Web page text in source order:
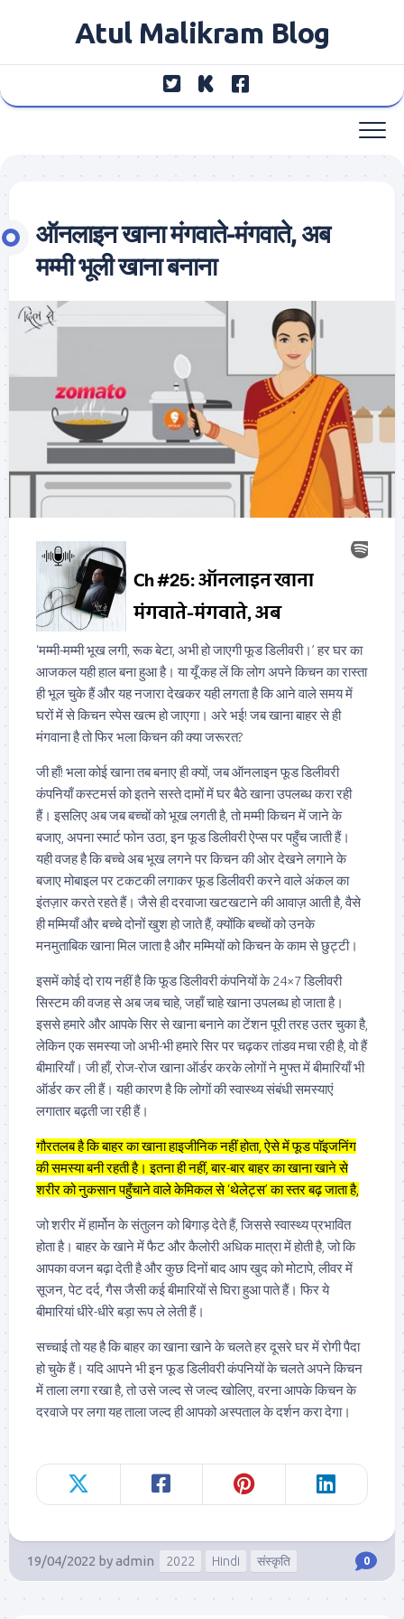
Atul Malikram Blog
ऑनलाइन खाना मंगवाते-मंगवाते, अब
मम्मी भूली खाना बनाना
‘मम्मी-मम्मी भूख लगी, रूक बेटा, अभी हो जाएगी फूड डिलीवरी।’ हर घर का
आजकल यही हाल बना हुआ है। या यूँ कह लें कि लोग अपने किचन का रास्ता
ही भूल चुके हैं और यह नजारा देखकर यही लगता है कि आने वाले समय में
घरों में से किचन स्पेस खत्म हो जाएगा। अरे भई! जब खाना बाहर से ही
मंगवाना है तो फिर भला किचन की क्या जरूरत?
जी हाँ! भला कोई खाना तब बनाए ही क्यों, जब ऑनलाइन फूड डिलीवरी
कंपनियाँ कस्टमर्स को इतने सस्ते दामों में घर बैठे खाना उपलब्ध करा रही
हैं। इसलिए अब जब बच्चों को भूख लगती है, तो मम्मी किचन में जाने के
बजाए, अपना स्मार्ट फोन उठा, इन फूड डिलीवरी ऐप्स पर पहुँच जाती हैं।
यही वजह है कि बच्चे अब भूख लगने पर किचन की ओर देखने लगाने के
बजाए मोबाइल पर टकटकी लगाकर फूड डिलीवरी करने वाले अंकल का
इंतज़ार करते रहते हैं। जैसे ही दरवाजा खटखटाने की आवाज़ आती है, वैसे
ही मम्मियाँ और बच्चे दोनों खुश हो जाते हैं, क्योंकि बच्चों को उनके
मनमुताबिक खाना मिल जाता है और मम्मियों को किचन के काम से छुट्टी।
इसमें कोई दो राय नहीं है कि फूड डिलीवरी कंपनियों के 24×7 डिलीवरी
सिस्टम की वजह से अब जब चाहे, जहाँ चाहे खाना उपलब्ध हो जाता है।
इससे हमारे और आपके सिर से खाना बनाने का टेंशन पूरी तरह उतर चुका है,
लेकिन एक समस्या जो अभी-भी हमारे सिर पर चढ़कर तांडव मचा रही है, वो हैं
बीमारियाँ। जी हाँ, रोज-रोज खाना ऑर्डर करके लोगों ने मुफ्त में बीमारियाँ भी
ऑर्डर कर ली हैं। यही कारण है कि लोगों की स्वास्थ्य संबंधी समस्याएं
लगातार बढ़ती जा रही हैं।
गौरतलब है कि बाहर का खाना हाइजीनिक नहीं होता, ऐसे में फूड पाॅइजनिंग
की समस्या बनी रहती है। इतना ही नहीं, बार-बार बाहर का खाना खाने से
शरीर को नुकसान पहुँचाने वाले केमिकल से ‘थेलेट्स’ का स्तर बढ़ जाता है,
जो शरीर में हार्मोन के संतुलन को बिगाड़ देते हैं, जिससे स्वास्थ्य प्रभावित
होता है। बाहर के खाने में फैट और कैलोरी अधिक मात्रा में होती है, जो कि
आपका वजन बढ़ा देती है और कुछ दिनों बाद आप खुद को मोटापे, लीवर में
सूजन, पेट दर्द, गैस जैसी कई बीमारियों से घिरा हुआ पाते हैं। फिर ये
बीमारियां धीरे-धीरे बड़ा रूप ले लेती हैं।
सच्चाई तो यह है कि बाहर का खाना खाने के चलते हर दूसरे घर में रोगी पैदा
हो चुके हैं। यदि आपने भी इन फूड डिलीवरी कंपनियों के चलते अपने किचन
में ताला लगा रखा है, तो उसे जल्द से जल्द खोलिए, वरना आपके किचन के
दरवाजे पर लगा यह ताला जल्द ही आपको अस्पताल के दर्शन करा देगा।
19/04/2022 byadmin 2022 Hindi संस्कृति 0